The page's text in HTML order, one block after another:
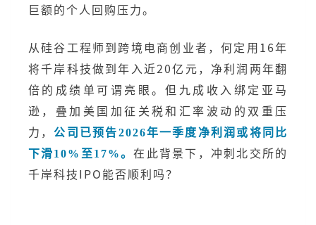
巨额的个人回购压力。
从硅谷工程师到跨境电商创业者，何定用16年
将千岸科技做到年入近20亿元，净利润两年翻
倍的成绩单可谓亮眼。但九成收入绑定亚马
逊，叠加美国加征关税和汇率波动的双重压
力，公司已预告2026年一季度净利润或将同比
下滑10%至17%。在此背景下，冲刺北交所的
千岸科技IPO能否顺利吗？